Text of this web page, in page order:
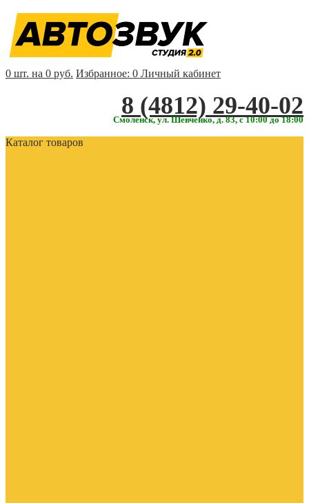
0 шт. на 0 руб. Избранное: 0 Личный кабинет
‎‎8 (4812) 29-40-02
Смоленск, ул. Шевченко, д. 83, с 10:00 до 18:00
Каталог товаров